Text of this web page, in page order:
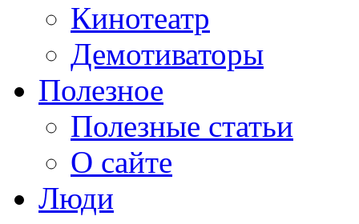
Кинотеатр
Демотиваторы
Полезное
Полезные статьи
О сайте
Люди